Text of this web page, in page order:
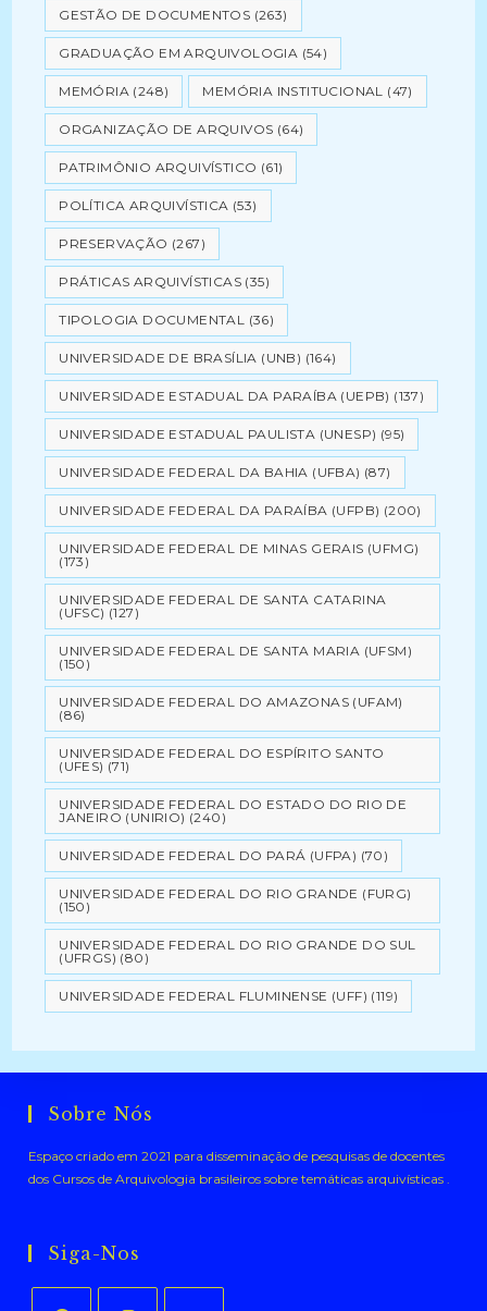
GESTÃO DE DOCUMENTOS (263)
GRADUAÇÃO EM ARQUIVOLOGIA (54)
MEMÓRIA (248) MEMÓRIA INSTITUCIONAL (47)
ORGANIZAÇÃO DE ARQUIVOS (64)
PATRIMÔNIO ARQUIVÍSTICO (61)
POLÍTICA ARQUIVÍSTICA (53)
PRESERVAÇÃO (267)
PRÁTICAS ARQUIVÍSTICAS (35)
TIPOLOGIA DOCUMENTAL (36)
UNIVERSIDADE DE BRASÍLIA (UNB) (164)
UNIVERSIDADE ESTADUAL DA PARAÍBA (UEPB) (137)
UNIVERSIDADE ESTADUAL PAULISTA (UNESP) (95)
UNIVERSIDADE FEDERAL DA BAHIA (UFBA) (87)
UNIVERSIDADE FEDERAL DA PARAÍBA (UFPB) (200)
UNIVERSIDADE FEDERAL DE MINAS GERAIS (UFMG)
(173)
UNIVERSIDADE FEDERAL DE SANTA CATARINA
(UFSC) (127)
UNIVERSIDADE FEDERAL DE SANTA MARIA (UFSM)
(150)
UNIVERSIDADE FEDERAL DO AMAZONAS (UFAM)
(86)
UNIVERSIDADE FEDERAL DO ESPÍRITO SANTO
(UFES) (71)
UNIVERSIDADE FEDERAL DO ESTADO DO RIO DE
JANEIRO (UNIRIO) (240)
UNIVERSIDADE FEDERAL DO PARÁ (UFPA) (70)
UNIVERSIDADE FEDERAL DO RIO GRANDE (FURG)
(150)
UNIVERSIDADE FEDERAL DO RIO GRANDE DO SUL
(UFRGS) (80)
UNIVERSIDADE FEDERAL FLUMINENSE (UFF) (119)
Sobre Nós
Espaço criado em 2021 para disseminação de pesquisas de docentes
dos Cursos de Arquivologia brasileiros sobre temáticas arquivísticas .
Siga-Nos